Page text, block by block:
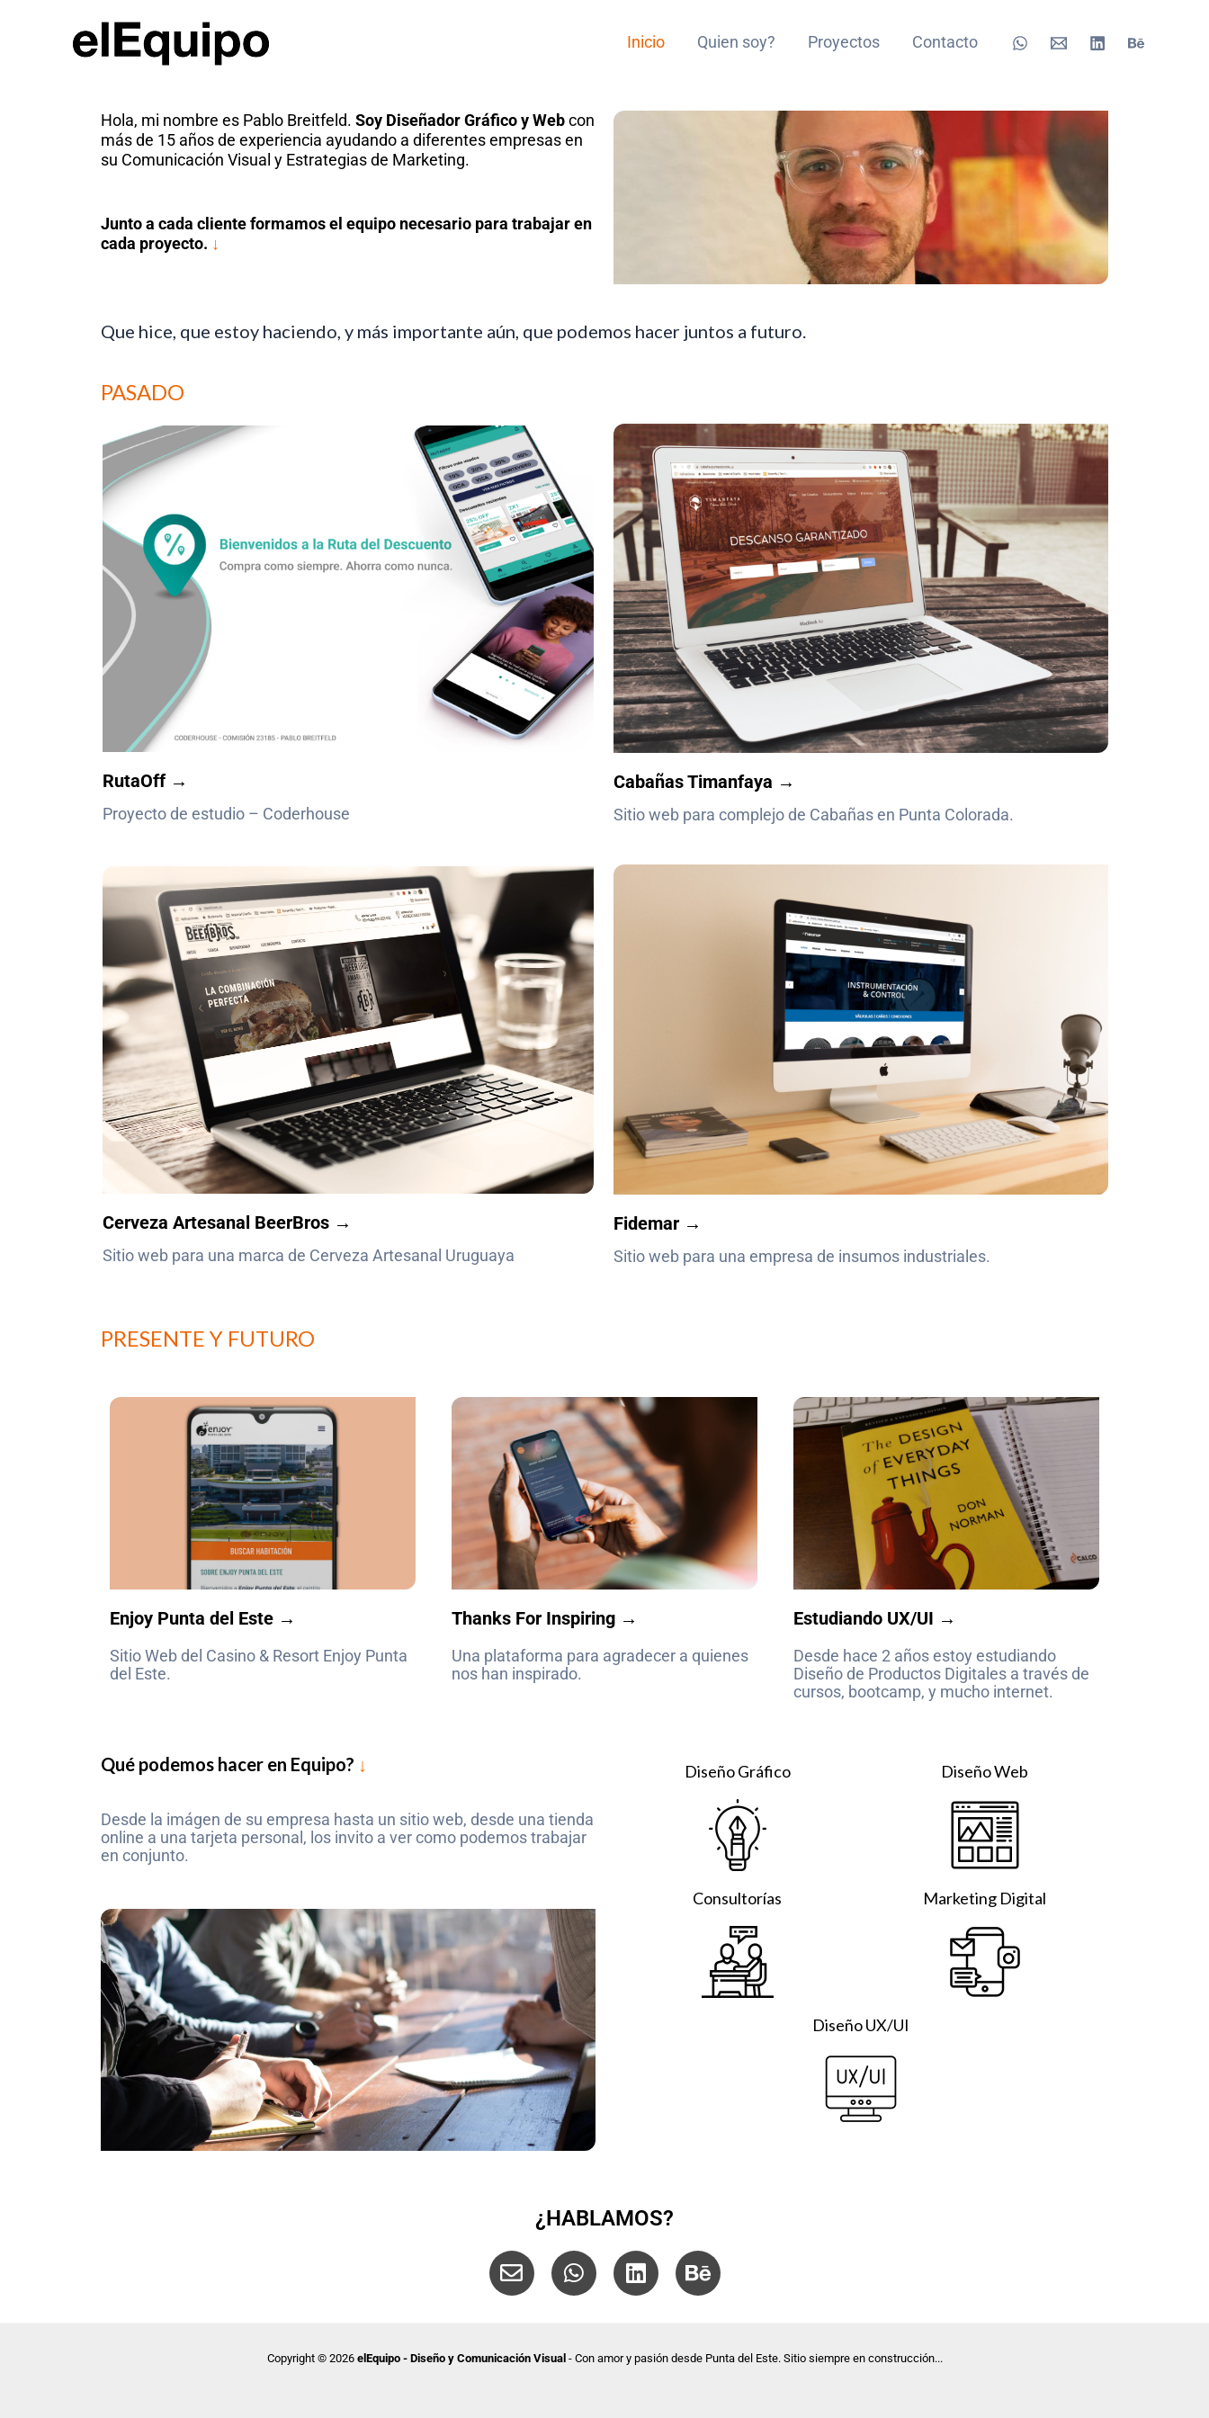
Inicio Quien soy? Proyectos Contacto
Hola, mi nombre es Pablo Breitfeld. Soy Diseñador Gráficoy Webcon
más de 15 años de experiencia ayudando a diferentes empresas en
su Comunicación Visual y Estrategias de Marketing.
Junto a cada cliente formamos el equipo necesario para trabajar en
cada proyecto. ↓
Que hice, que estoy haciendo, y más importante aún, que podemos hacer juntos a futuro.
PASADO
RutaOff →
Proyecto de estudio – Coderhouse
Cabañas Timanfaya →
Sitio web para complejo de Cabañas en Punta Colorada.
Cerveza Artesanal BeerBros →
Sitio web para una marca de Cerveza Artesanal Uruguaya
Fidemar →
Sitio web para una empresa de insumos industriales.
PRESENTE Y FUTURO
Enjoy Punta del Este →
Sitio Web del Casino & Resort Enjoy Punta
del Este.
Thanks For Inspiring →
Una plataforma para agradecer a quienes
nos han inspirado.
Estudiando UX/UI →
Desde hace 2 años estoy estudiando
Diseño de Productos Digitales a través de
cursos, bootcamp, y mucho internet.
Qué podemos hacer en Equipo? ↓
Desde la imágen de su empresa hasta un sitio web, desde una tienda
online a una tarjeta personal, los invito a ver como podemos trabajar
en conjunto.
Diseño Gráfico Diseño Web
Consultorías Marketing Digital
Diseño UX/UI
¿HABLAMOS?
E
n
l
W
h
s
L
i
e
d
B
e
n
Copyright © 2026 elEquipo - Diseño y Comunicación Visual - Con amor y pasión desde Punta del Este. Sitio siempre en construcción...